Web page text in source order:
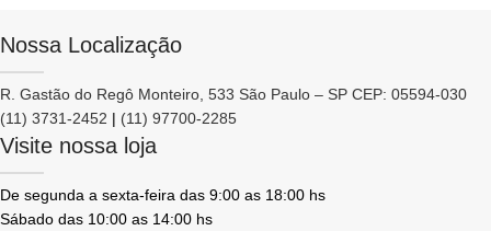
Nossa Localização
R. Gastão do Regô Monteiro, 533 São Paulo – SP CEP: 05594-030
(11) 3731-2452 | (11) 97700-2285
Visite nossa loja
De segunda a sexta-feira das 9:00 as 18:00 hs
Sábado das 10:00 as 14:00 hs